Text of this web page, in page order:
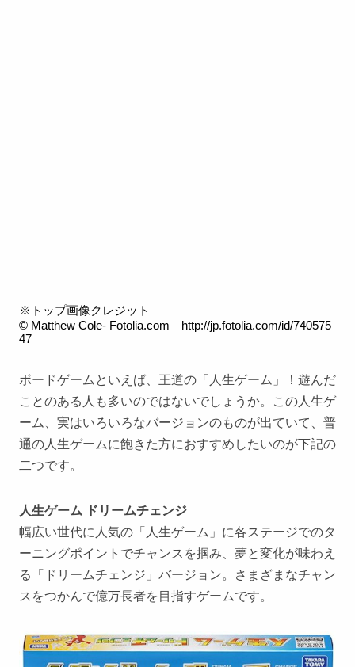
※トップ画像クレジット
© Matthew Cole- Fotolia.com http://jp.fotolia.com/id/740575
47
ボードゲームといえば、王道の「人生ゲーム」！遊んだ
ことのある人も多いのではないでしょうか。この人生ゲ
ーム、実はいろいろなバージョンのものが出ていて、普
通の人生ゲームに飽きた方におすすめしたいのが下記の
二つです。
人生ゲーム ドリームチェンジ
幅広い世代に人気の「人生ゲーム」に各ステージでのタ
ーニングポイントでチャンスを掴み、夢と変化が味わえ
る「ドリームチェンジ」バージョン。さまざまなチャン
スをつかんで億万長者を目指すゲームです。